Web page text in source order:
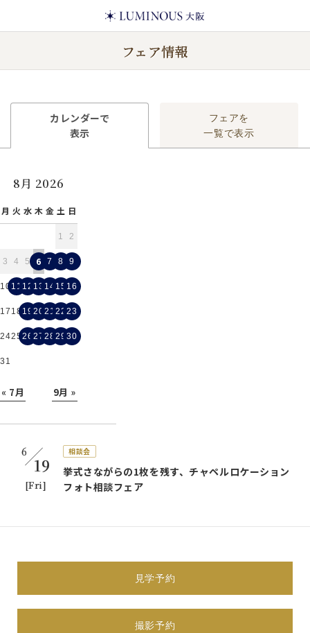
フェア情報
カレンダーで
表示
フェアを
一覧で表示
8月 2026
月 火 水 木 金 土 日
1 2
3 4 5 6 7 8 9
10 11 12 13 14 15 16
17 18 19 20 21 22 23
2425 26 27 28 29 30
31
« 7月 9月 »
6
19
[Fri]
相談会
挙式さながらの1枚を残す、チャペルロケーション
フォト相談フェア
19
[Fri]
見学予約
撮影予約